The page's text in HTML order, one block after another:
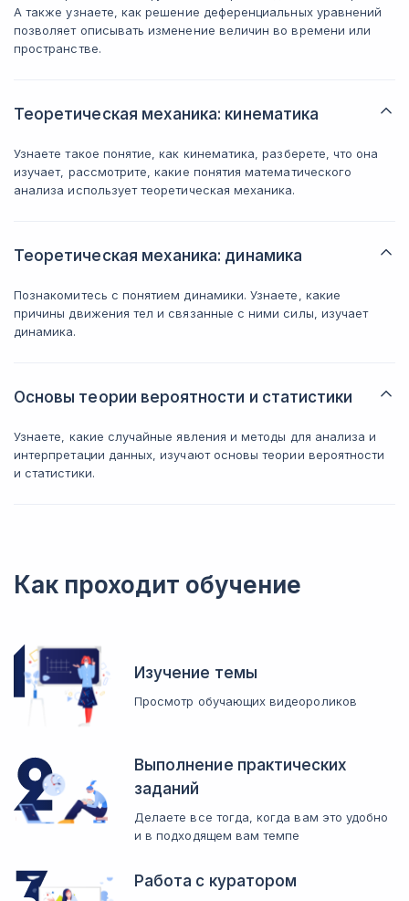
А также узнаете, как решение деференциальных уравнений
позволяет описывать изменение величин во времени или
пространстве.
Теоретическая механика: кинематика
Узнаете такое понятие, как кинематика, разберете, что она
изучает, рассмотрите, какие понятия математического
анализа использует теоретическая механика.
Теоретическая механика: динамика
Познакомитесь с понятием динамики. Узнаете, какие
причины движения тел и связанные с ними силы, изучает
динамика.
Основы теории вероятности и статистики
Узнаете, какие случайные явления и методы для анализа и
интерпретации данных, изучают основы теории вероятности
и статистики.
Как проходит обучение
Изучение темы
Просмотр обучающих видеороликов
Выполнение практических
заданий
Делаете все тогда, когда вам это удобно
и в подходящем вам темпе
Работа с куратором